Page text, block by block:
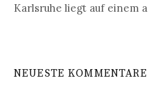
n
Karlsruhe liegt auf einem
NEUESTE KOMMENTARE